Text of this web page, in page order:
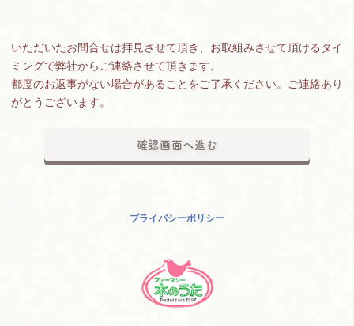
いただいたお問合せは拝見させて頂き、お取組みさせて頂けるタイ
ミングで弊社からご連絡させて頂きます。
都度のお返事がない場合があることをご了承ください。ご連絡あり
がとうございます。
プライバシーポリシー